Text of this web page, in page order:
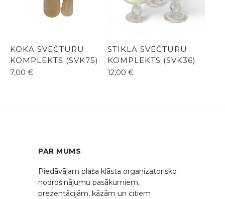
KOKA SVEČTURU
KOMPLEKTS (SVK75)
7,00 €
STIKLA SVEČTURU
KOMPLEKTS (SVK36)
12,00 €
PAR MUMS
Piedāvājam plaša klāsta organizatorisko
nodrošinājumu pasākumiem,
prezentācijām, kāzām un citiem